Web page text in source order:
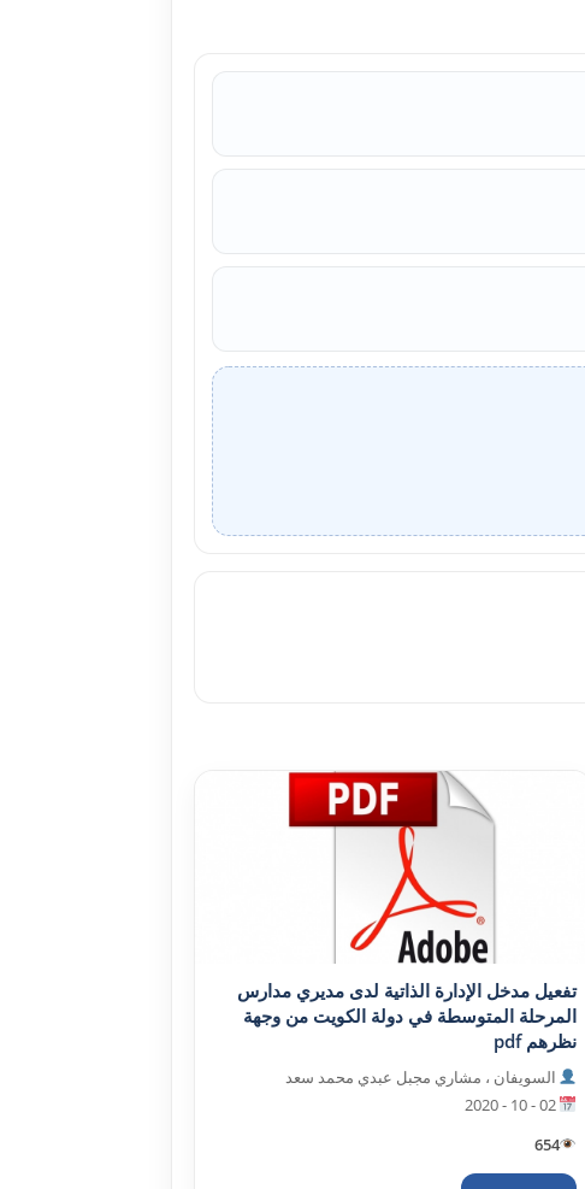
تفعيل مدخل الإدارة الذاتية لدى مديري مدارس
المرحلة المتوسطة في دولة الکويت من وجهة
نظرهم pdf
السويفان ، مشاري مجبل عبدي محمد سعد
02 - 10 - 2020
654